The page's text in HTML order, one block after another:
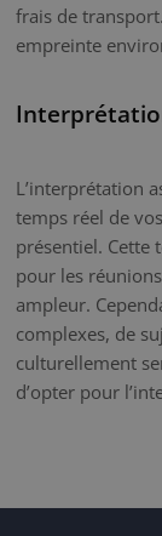
frais de
empreinte
L’interprétation
temps réel de
présentiel. Cette
pour les
ampleur.
complexes, de
culturellement
d’opter pour